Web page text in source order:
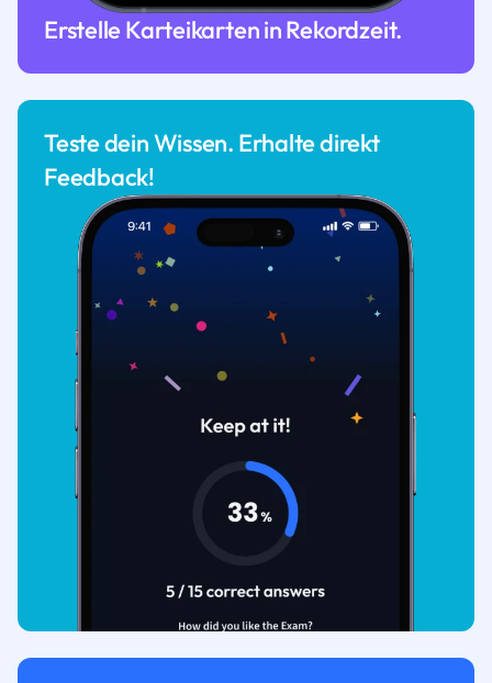
Erstelle Karteikarten in Rekordzeit.
Teste dein Wissen. Erhalte direkt
Feedback!